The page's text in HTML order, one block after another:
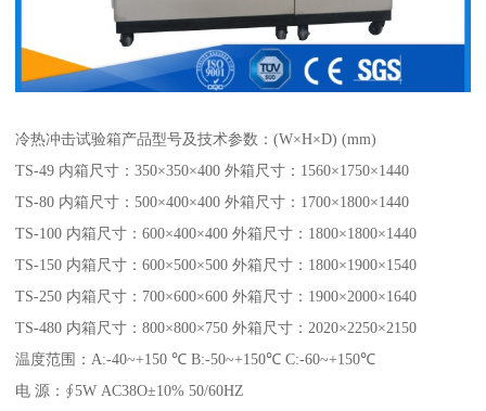
冷热冲击试验箱产品型号及技术参数：(W×H×D) (mm)
TS-49 内箱尺寸：350×350×400 外箱尺寸：1560×1750×1440
TS-80 内箱尺寸：500×400×400 外箱尺寸：1700×1800×1440
TS-100 内箱尺寸：600×400×400 外箱尺寸：1800×1800×1440
TS-150 内箱尺寸：600×500×500 外箱尺寸：1800×1900×1540
TS-250 内箱尺寸：700×600×600 外箱尺寸：1900×2000×1640
TS-480 内箱尺寸：800×800×750 外箱尺寸：2020×2250×2150
温度范围：A:-40~+150 ℃ B:-50~+150℃ C:-60~+150℃
电 源：∮5W AC38O±10% 50/60HZ